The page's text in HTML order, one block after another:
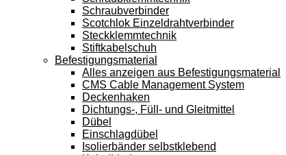
Schraubverbinder
Scotchlok Einzeldrahtverbinder
Steckklemmtechnik
Stiftkabelschuh
Befestigungsmaterial
Alles anzeigen aus Befestigungsmaterial
CMS Cable Management System
Deckenhaken
Dichtungs-, Füll- und Gleitmittel
Dübel
Einschlagdübel
Isolierbänder selbstklebend